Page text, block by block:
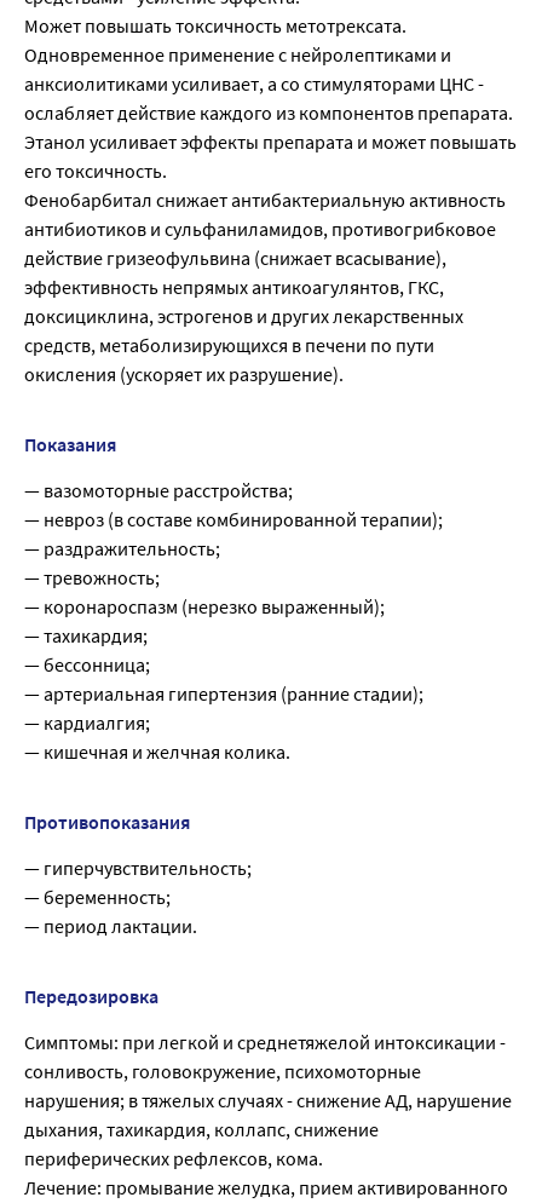
Может повышать токсичность метотрексата.
Одновременное применение с нейролептиками и
анксиолитиками усиливает, а со стимуляторами ЦНС -
ослабляет действие каждого из компонентов препарата.
Этанол усиливает эффекты препарата и может повышать
его токсичность.
Фенобарбитал снижает антибактериальную активность
антибиотиков и сульфаниламидов, противогрибковое
действие гризеофульвина (снижает всасывание),
эффективность непрямых антикоагулянтов, ГКС,
доксициклина, эстрогенов и других лекарственных
средств, метаболизирующихся в печени по пути
окисления (ускоряет их разрушение).
Показания
— вазомоторные расстройства;
— невроз (в составе комбинированной терапии);
— раздражительность;
— тревожность;
— коронароспазм (нерезко выраженный);
— тахикардия;
— бессонница;
— артериальная гипертензия (ранние стадии);
— кардиалгия;
— кишечная и желчная колика.
Противопоказания
— гиперчувствительность;
— беременность;
— период лактации.
Передозировка
Симптомы: при легкой и среднетяжелой интоксикации -
сонливость, головокружение, психомоторные
нарушения; в тяжелых случаях - снижение АД, нарушение
дыхания, тахикардия, коллапс, снижение
периферических рефлексов, кома.
Лечение: промывание желудка, прием активированного